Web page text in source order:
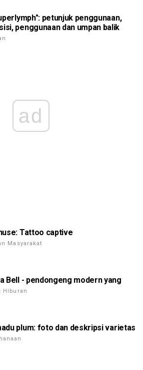
petunjuk penggunaan,
penggunaan dan umpan balik
ad
Tattoo captive
Masyarakat
Bell - pendongeng modern yang
Hiburan
plum: foto dan deskripsi varietas